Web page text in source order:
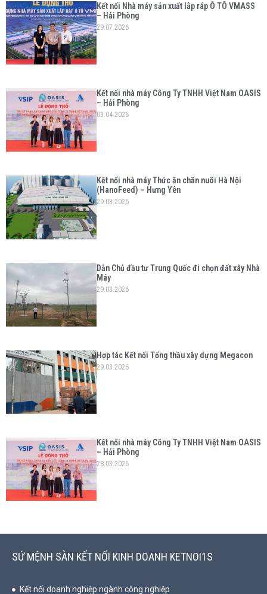
Kết nối Nhà máy sản xuất lắp ráp Ô TÔ VMASS
– Hải Phòng
29.07.2026
Kết nối nhà máy Công Ty TNHH Việt Nam OASIS
– Hải Phòng
03.04.2026
Kết nối nhà máy Thức ăn chăn nuôi Hà Nội
(HanoFeed) – Hưng Yên
29.03.2026
Dẫn Chủ đầu tư Trung Quốc đi chọn đất xây Nhà
Máy
29.03.2026
Hợp tác Kết nối Tổng thầu xây dựng Megacon
29.03.2026
Kết nối nhà máy Công Ty TNHH Việt Nam OASIS
– Hải Phòng
28.03.2026
SỨ MỆNH SÀN KẾT NỐI KINH DOANH KETNOI1S
Kết nối doanh nghiệp ngành công nghiệp